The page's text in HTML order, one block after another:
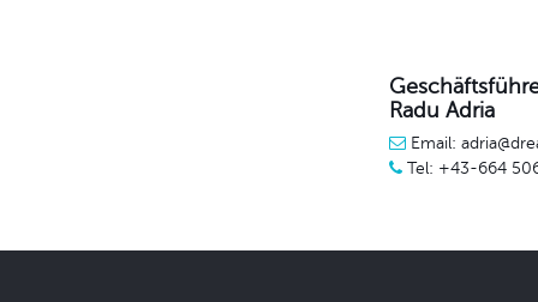
Radu Adria
Email:
Tel: +43-664